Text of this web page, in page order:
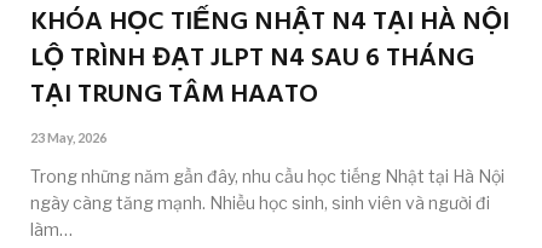
KHÓA HỌC TIẾNG NHẬT N4 TẠI HÀ NỘI
LỘ TRÌNH ĐẠT JLPT N4 SAU 6 THÁNG
TẠI TRUNG TÂM HAATO
23 May, 2026
Trong những năm gần đây, nhu cầu học tiếng Nhật tại Hà Nội
ngày càng tăng mạnh. Nhiều học sinh, sinh viên và người đi
làm…